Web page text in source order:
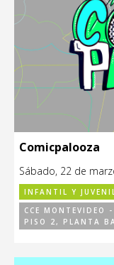
Comicpalooza
Sábado, 22 de
INFANTIL Y
CCE MONTEVIDEO
PISO 2, PLANTA